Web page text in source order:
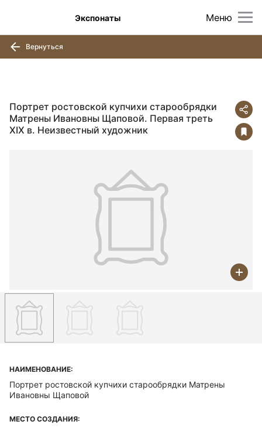
Меню
Экспонаты
Вернуться
Портрет ростовской купчихи старообрядки
Матрены Ивановны Щаповой. Первая треть
XIX в. Неизвестный художник
НАИМЕНОВАНИЕ:
Портрет ростовской купчихи старообрядки Матрены
Ивановны Щаповой
МЕСТО СОЗДАНИЯ: